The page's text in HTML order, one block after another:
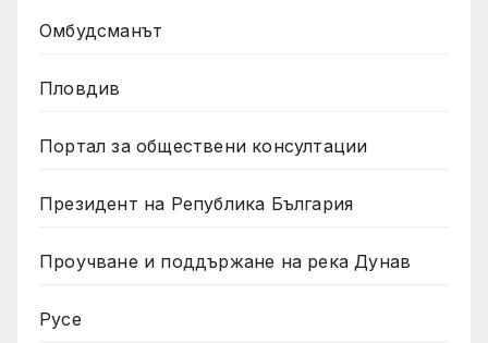
Омбудсманът
Пловдив
Портал за обществени консултации
Президент на Република България
Проучване и поддържане на река Дунав
Русе